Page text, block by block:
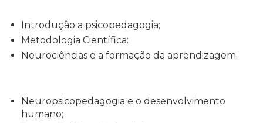
Introdução a psicopedagogia;
Metodologia Científica:
Neurociências e a formação da aprendizagem.
Neuropsicopedagogia e o desenvolvimento
humano;